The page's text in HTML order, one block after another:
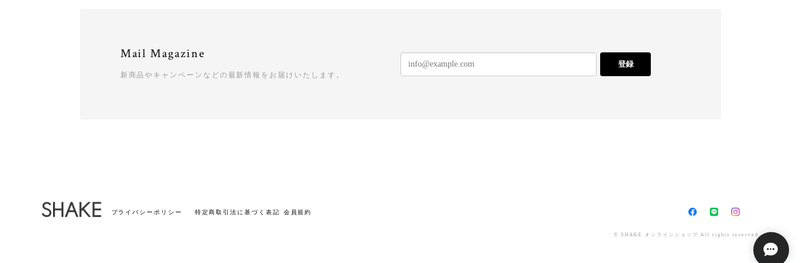
Mail Magazine
新商品やキャンペーンなどの最新情報をお届けいたします。
登録
プライバシーポリシー 特定商取引法に基づく表記 会員規約
© SHAKE オンラインショップ All rights reserved.